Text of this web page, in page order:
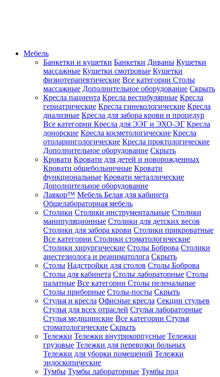
Мебель
Банкетки и кушетки Банкетки Диваны Кушетки
массажные Кушетки смотровые Кушетки
физиотерапевтические Все категории Столы
массажные Дополнительное оборудование Скрыть
Кресла пациента Кресла вестибулярные Кресла
гериатрические Кресла гинекологические Кресла
диализные Кресла для забора крови и процедур
Все категории Кресла для ЭЭГ и ЭХО-ЭГ Кресла
донорские Кресла косметологические Кресла
отоларингологические Кресла проктологические
Дополнительное оборудование Скрыть
Кровати Кровати для детей и новорожденных
Кровати общебольничные Кровати
функциональные Кровати металлические
Дополнительное оборудование
Лавкор™ Мебель Белая для кабинета
Общелабораторная мебель
Столики Столики инструментальные Столики
манипуляционные Столики для детских весов
Столики для забора крови Столики прикроватные
Все категории Столики стоматологические
Столики хирургические Столы Боброва Столики
анестезиолога и реаниматолога Скрыть
Столы Надстройки для столов Столы Боброва
Столы для кабинета Столы лабораторные Столы
палатные Все категории Столы пеленальные
Столы приборные Столы-посты Скрыть
Стулья и кресла Офисные кресла Секции стульев
Стулья для всех отраслей Стулья лабораторные
Стулья медицинские Все категории Стулья
стоматологические Скрыть
Тележки Тележки внутрикорпусные Тележки
грузовые Тележки для перевозки больных
Тележки для уборки помещений Тележки
эндоскопические
Тумбы Тумбы лабораторные Тумбы под